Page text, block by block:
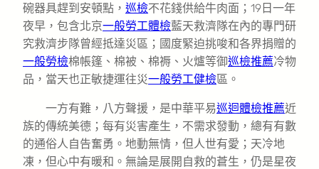
碗器具趕到安頓點， 巡檢不花錢供給牛肉面；19日一年
夜早，包含北京一般勞工體檢藍天救濟隊在內的專門研
究救濟步隊曾經抵達災區；國度緊迫挑唆和各界捐贈的
一般勞檢棉帳篷、棉被、棉褥、火爐等御巡檢推薦冷物
品，當天也正敏捷運往災一般勞工健檢區。
一方有難，八方聲援，是中華平易巡迴體檢推薦近
族的傳統美德；每有災害產生，不需求發動，總有有數
的通俗人自告奮勇。地動無情，但人世有愛；天冷地
凍，但心中有暖和。無論是展開自救的蒼生，仍是星夜